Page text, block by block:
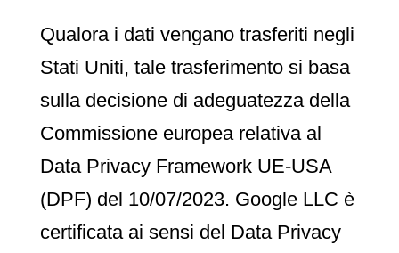
Qualora i dati vengano trasferiti negli
Stati Uniti, tale trasferimento si basa
sulla decisione di adeguatezza della
Commissione europea relativa al
Data Privacy Framework UE-USA
(DPF) del 10/07/2023. Google LLC è
certificata ai sensi del Data Privacy